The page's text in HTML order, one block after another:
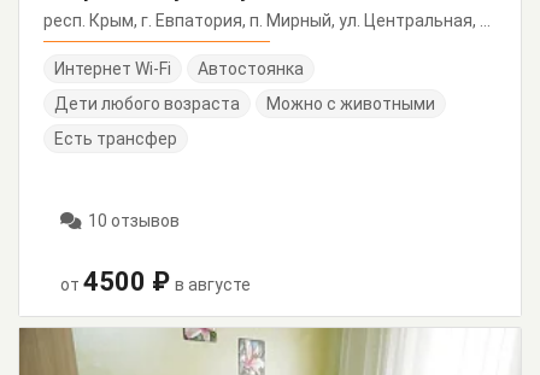
Интернет Wi-Fi
Автостоянка
Дети любого возраста
Можно с животными
Есть трансфер
10 отзывов
от 4500 ₽ в августе